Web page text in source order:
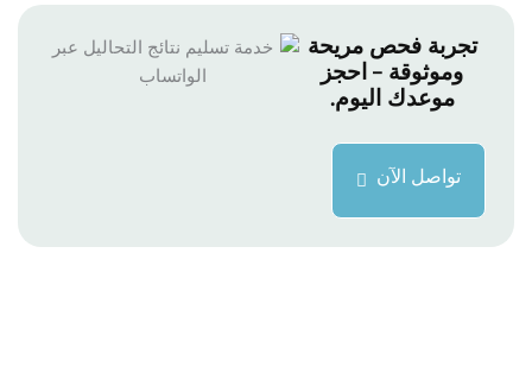
تجربة فحص مريحة
وموثوقة – احجز
موعدك اليوم.
تواصل الآن